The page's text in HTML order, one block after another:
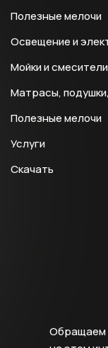
Полезные мелочи
Освещение и
Мойки и смесители
Матрасы,
Полезные мелочи
Услуги
Скачать
Обращаем